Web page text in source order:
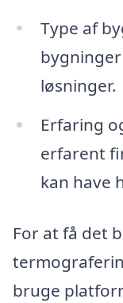
Type af
løsninger.
Erfaring
erfarent
kan have
For at få det
bruge